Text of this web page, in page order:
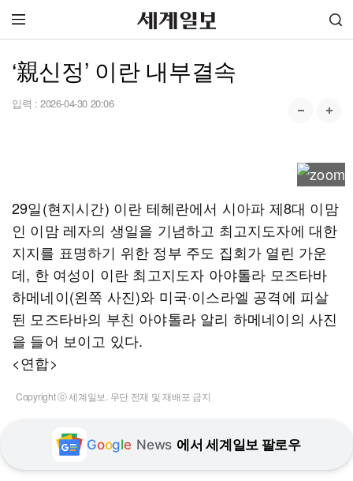
‘親신정’ 이란 내부결속
입력 : 2026-04-30 20:06
29일(현지시간) 이란 테헤란에서 시아파 제8대 이맘
인 이맘 레자의 생일을 기념하고 최고지도자에 대한
지지를 표명하기 위한 정부 주도 집회가 열린 가운
데, 한 여성이 이란 최고지도자 아야톨라 모즈타바
하메네이(왼쪽 사진)와 미국·이스라엘 공격에 피살
된 모즈타바의 부친 아야톨라 알리 하메네이의 사진
을 들어 보이고 있다.
<연합>
Copyright ⓒ 세계일보. 무단 전재 및 재배포 금지
Google News 에서 세계일보 팔로우